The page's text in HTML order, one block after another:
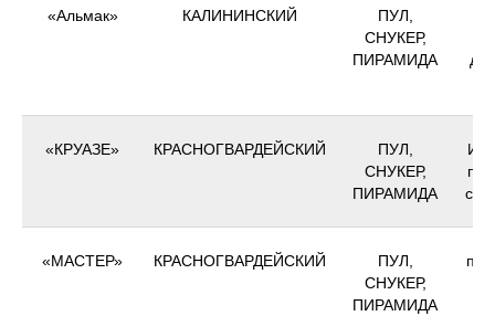
«Альмак» КАЛИНИНСКИЙ
ПУЛ,
СНУКЕР,
ПИРАМИДА
д.
«КРУАЗЕ» КРАСНОГВАРДЕЙСКИЙ
ПУЛ,
СНУКЕР,
ПИРАМИДА
пр,
«МАСТЕР» КРАСНОГВАРДЕЙСКИЙ
ПУЛ,
СНУКЕР,
ПИРАМИДА
пр.